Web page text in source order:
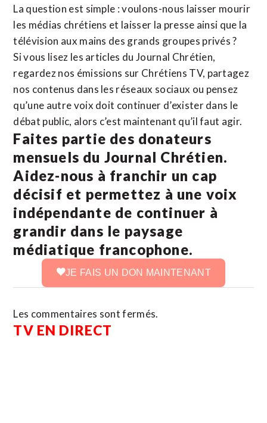
La question est simple : voulons-nous laisser mourir
les médias chrétiens et laisser la presse ainsi que la
télévision aux mains des grands groupes privés ?
Si vous lisez les articles du Journal Chrétien,
regardez nos émissions sur Chrétiens TV, partagez
nos contenus dans les réseaux sociaux ou pensez
qu’une autre voix doit continuer d’exister dans le
débat public, alors c’est maintenant qu’il faut agir.
Faites partie des donateurs
mensuels du Journal Chrétien.
Aidez-nous à franchir un cap
décisif et permettez à une voix
indépendante de continuer à
grandir dans le paysage
médiatique francophone.
JE FAIS UN DON MAINTENANT
Les commentaires sont fermés.
TV EN DIRECT